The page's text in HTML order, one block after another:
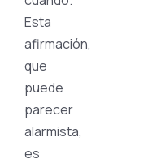
Esta
afirmación,
que
puede
parecer
alarmista,
es